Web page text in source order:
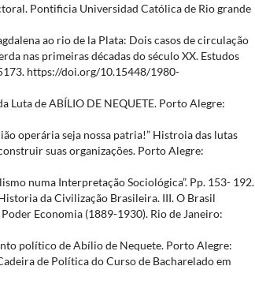
Pontificia Universidad Católica de Rio grande
ao rio de la Plata: Dois casos de circulação
nas primeiras décadas do século XX. Estudos
https://doi.org/10.15448/1980-
Luta de ABÍLIO DE NEQUETE. Porto Alegre:
operária seja nossa patria!” Histroia das lutas
suas organizações. Porto Alegre:
numa Interpretação Sociológica”. Pp. 153- 192.
da Civilização Brasileira. III. O Brasil
Economia (1889-1930). Rio de Janeiro:
político de Abílio de Nequete. Porto Alegre:
de Política do Curso de Bacharelado em